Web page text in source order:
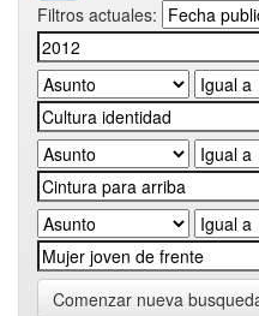
Filtros actuales:
Comenzar nueva